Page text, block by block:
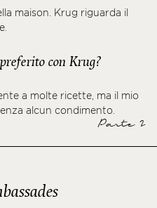
maison. Krug riguarda il
con Krug?
a molte ricette, ma il mio
alcun condimento.
Parte 2